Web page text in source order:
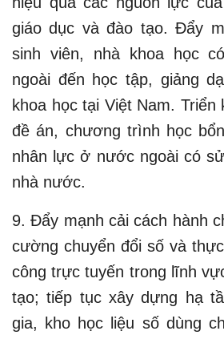
giáo dục và đào tạo. Đẩy
sinh viên, nhà khoa học
ngoài đến học tập, giảng
khoa học tại Việt Nam. Triển
đề án, chương trình học
nhân lực ở nước ngoài có
nhà nước.
9. Đẩy mạnh cải cách hành
cường chuyển đổi số và
công trực tuyến trong lĩnh
tạo; tiếp tục xây dựng hạ
gia, kho học liệu số dùng